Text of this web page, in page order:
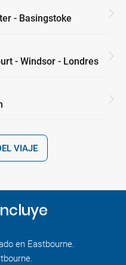
- Basingstoke
- Windsor - Londres
VIAJE
en Eastbourne.